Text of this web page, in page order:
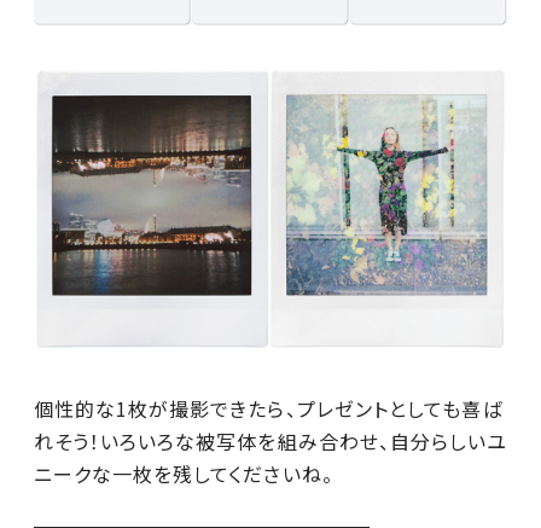
個性的な1枚が撮影できたら、プレゼントとしても喜ば
れそう！いろいろな被写体を組み合わせ、自分らしいユ
ニークな一枚を残してくださいね。